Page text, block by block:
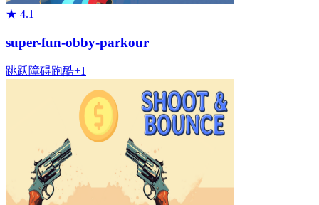
★ 4.1
super-fun-obby-parkour
跳跃障碍跑酷+1